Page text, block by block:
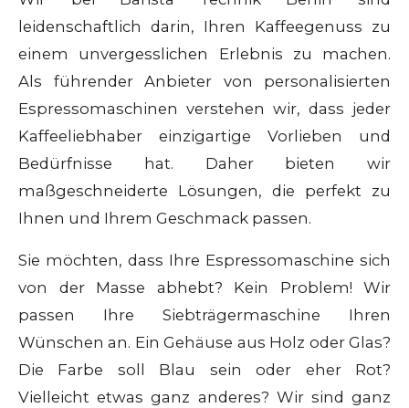
leidenschaftlich darin, Ihren Kaffeegenuss zu
einem unvergesslichen Erlebnis zu machen.
Als führender Anbieter von personalisierten
Espressomaschinen verstehen wir, dass jeder
Kaffeeliebhaber einzigartige Vorlieben und
Bedürfnisse hat. Daher bieten wir
maßgeschneiderte Lösungen, die perfekt zu
Ihnen und Ihrem Geschmack passen.
Sie möchten, dass Ihre Espressomaschine sich
von der Masse abhebt? Kein Problem! Wir
passen Ihre Siebträgermaschine Ihren
Wünschen an. Ein Gehäuse aus Holz oder Glas?
Die Farbe soll Blau sein oder eher Rot?
Vielleicht etwas ganz anderes? Wir sind ganz